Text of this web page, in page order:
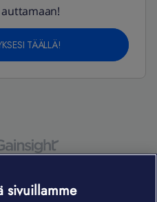
TÄÄLLÄ!
sivuillamme